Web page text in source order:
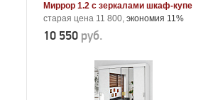
Миррор 1.2 с зеркалами шкаф-купе
старая цена 11 800, экономия 11%
10 550 руб.